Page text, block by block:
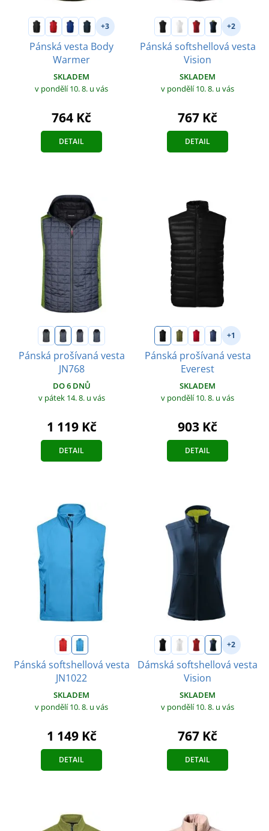
+3
Pánská vesta Body
Warmer
SKLADEM
v pondělí 10. 8. u vás
764 Kč
DETAIL
+2
Pánská softshellová vesta
Vision
SKLADEM
v pondělí 10. 8. u vás
767 Kč
DETAIL
Pánská prošívaná vesta
JN768
DO 6 DNŮ
v pátek 14. 8. u vás
1 119 Kč
DETAIL
+1
Pánská prošívaná vesta
Everest
SKLADEM
v pondělí 10. 8. u vás
903 Kč
DETAIL
Pánská softshellová vesta
JN1022
SKLADEM
v pondělí 10. 8. u vás
1 149 Kč
DETAIL
+2
Dámská softshellová vesta
Vision
SKLADEM
v pondělí 10. 8. u vás
767 Kč
DETAIL